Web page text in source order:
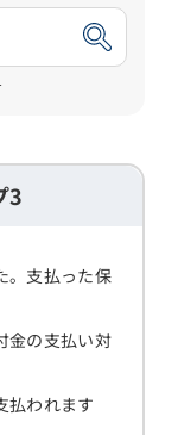
3
。支払った保
金の支払い対
払われます